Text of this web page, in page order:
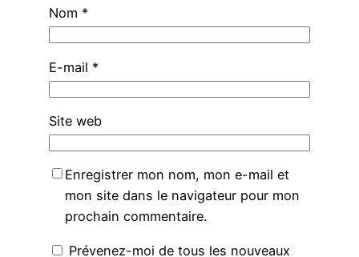
Nom *
E-mail *
Site web
Enregistrer mon nom, mon e-mail et
mon site dans le navigateur pour mon
prochain commentaire.
Prévenez-moi de tous les nouveaux